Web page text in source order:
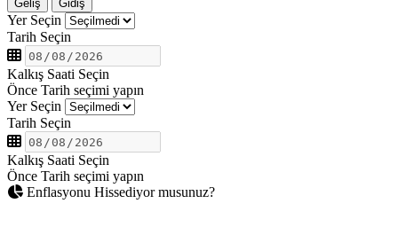
Geliş Gidiş
Yer Seçin
Tarih Seçin
Kalkış Saati Seçin
Önce Tarih seçimi yapın
Yer Seçin
Tarih Seçin
Kalkış Saati Seçin
Önce Tarih seçimi yapın
Enflasyonu Hissediyor musunuz?